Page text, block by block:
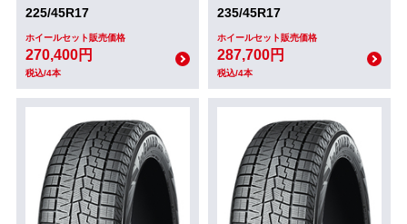
225/45R17
ホイールセット販売価格
270,400円
税込/4本
235/45R17
ホイールセット販売価格
287,700円
税込/4本